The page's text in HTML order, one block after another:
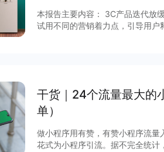
本报告主要内容： 3C产品迭代放缓，用户换机周期延长，品牌在保持营销力度的同时如何尝
试用不同的营销着力点，引导用
干货｜24个流量最大的
单）
做小程序用有赞，有赞小程序流
花式为小程序引流。据不完全统